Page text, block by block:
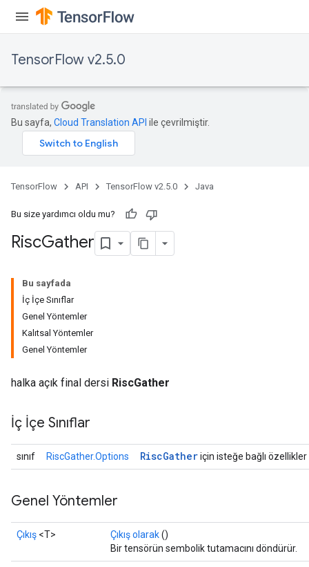
TensorFlow v2.5.0
Bu sayfa, Cloud Translation API ile çevrilmiştir.
TensorFlow API TensorFlow v2.5.0 Java
Bu size yardımcı oldu mu?
RiscGather
Bu sayfada
İç İçe Sınıflar
Genel Yöntemler
Kalıtsal Yöntemler
Genel Yöntemler
halka açık final dersi RiscGather
İç İçe Sınıflar
sınıf RiscGather.Options RiscGatheriçin isteğe bağlı özellikler
Genel Yöntemler
Çıkış <T> Çıkış olarak()
Bir tensörün sembolik tutamacını döndürür.